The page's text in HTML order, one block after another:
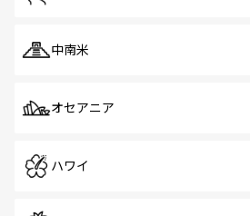
中南米
オセアニア
ハワイ